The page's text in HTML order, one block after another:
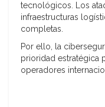
tecnológicos. Los
infraestructuras
completas.
Por ello, la
prioridad estratégica
operadores